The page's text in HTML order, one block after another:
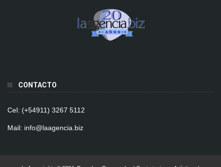
CONTACTO
Cel: (+54911) 3267 5112
Mail: info@laagencia.biz